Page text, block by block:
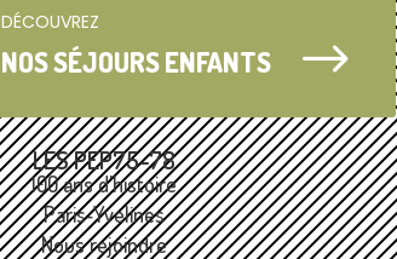
DÉCOUVREZ
NOS SÉJOURS ENFANTS $
LES PEP75-78
100 ans d'histoire
Paris‑Yvelines
Nous rejoindre